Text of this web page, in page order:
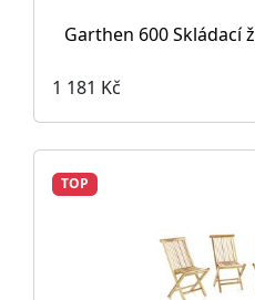
Garthen 600 Skládací
1 181 Kč
TOP